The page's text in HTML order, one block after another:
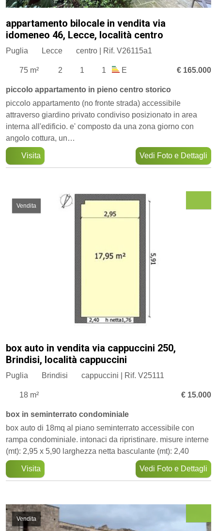
appartamento bilocale in vendita via
idomeneo 46, Lecce, località centro
Puglia Lecce centro | Rif. V26115a1
75 m² 2 1 1 E € 165.000
piccolo appartamento in pieno centro storico
piccolo appartamento (no fronte strada) accessibile
attraverso giardino privato condiviso posizionato in area
interna all'edificio. e' composto da una zona giorno con
angolo cottura, un…
Visita Vedi Foto e Dettagli
Vendita
box auto in vendita via cappuccini 250,
Brindisi, località cappuccini
Puglia Brindisi cappuccini | Rif. V25111
18 m² € 15.000
box in seminterrato condominiale
box auto di 18mq al piano seminterrato accessibile con
rampa condominiale. intonaci da ripristinare. misure interne
(mt): 2,95 x 5,90 larghezza netta basculante (mt): 2,40
Visita Vedi Foto e Dettagli
Vendita